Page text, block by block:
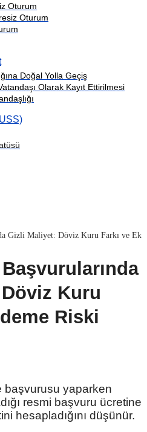
Oturum
Oturum
Doğal Yolla Geçiş
Olarak Kayıt Ettirilmesi
Gizli Maliyet: Döviz Kuru Farkı ve Ek
Kuru
Riski
başvurusu yaparken
resmi başvuru ücretine
hesapladığını düşünür.